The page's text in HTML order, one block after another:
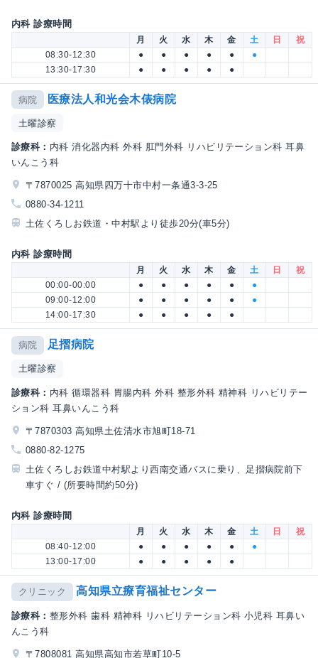
内科 診療時間
月 火 水 木 金 土 日
祝
08:30-12:30
● ● ● ● ●
●
13:30-17:30
● ● ● ● ●
病院 医療法人和光会木俵病院
土曜診察
診療科： 内科 消化器内科 外科 肛門外科 リハビリテーション科 耳鼻
いんこう科
〒7870025 高知県四万十市中村一条通3-3-25
0880-34-1211
土佐くろしお鉄道・中村駅より徒歩20分(車5分)
内科 診療時間
月 火 水 木 金 土 日
祝
00:00-00:00
● ● ● ● ●
●
09:00-12:00
● ● ● ● ●
●
14:00-17:30
● ● ● ● ●
病院 足摺病院
土曜診察
診療科： 内科 循環器科 胃腸内科 外科 整形外科 精神科 リハビリテー
ション科 耳鼻いんこう科
〒7870303 高知県土佐清水市旭町18-71
0880-82-1275
土佐くろしお鉄道中村駅より西南交通バスに乗り、足摺病院前下
車すぐ / (所要時間約50分)
内科 診療時間
月 火 水 木 金 土 日
祝
08:40-12:00
● ● ● ● ●
●
13:00-17:00
● ● ● ● ●
クリニック 高知県立療育福祉センター
診療科： 整形外科 歯科 精神科 リハビリテーション科 小児科 耳鼻い
んこう科
〒7808081 高知県高知市若草町10-5